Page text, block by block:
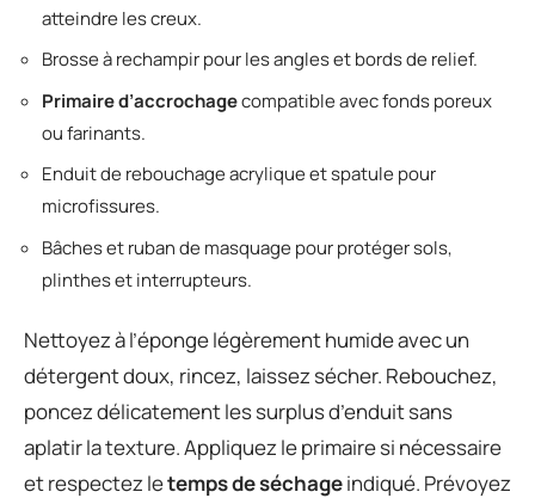
atteindre les creux.
Brosse à rechampir pour les angles et bords de relief.
Primaire d’accrochagecompatible avec fonds poreux
ou farinants.
Enduit de rebouchage acrylique et spatule pour
microfissures.
Bâches et ruban de masquage pour protéger sols,
plinthes et interrupteurs.
Nettoyez à l’éponge légèrement humide avec un
détergent doux, rincez, laissez sécher. Rebouchez,
poncez délicatement les surplus d’enduit sans
aplatir la texture. Appliquez le primaire si nécessaire
et respectez letemps de séchageindiqué. Prévoyez